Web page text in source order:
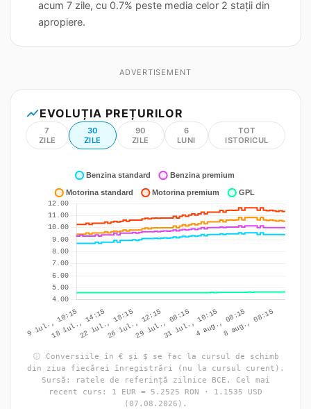
acum 7 zile, cu 0.7% peste media celor 2 stații din
apropiere.
ADVERTISEMENT
show_chartEVOLUȚIA PREȚURILOR
7
ZILE
30
ZILE
90
ZILE
6
LUNI
TOT
ISTORICUL
info Conversiile în € și $ se fac la cursul de schimb
din ziua fiecărei înregistrări (nu la cursul curent).
Sursă: ratele de referință zilnice BCE. Cel mai
recent curs: 1 EUR = 5.2525 RON · 1.1535 USD
(07.08.2026).